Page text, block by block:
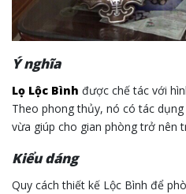
Ý nghĩa
Lọ Lộc Bình được chế tác với
Theo phong thủy, nó có tác
vừa giúp cho gian phòng trở nên
Kiểu dáng
Quy cách thiết kế Lộc Bình để